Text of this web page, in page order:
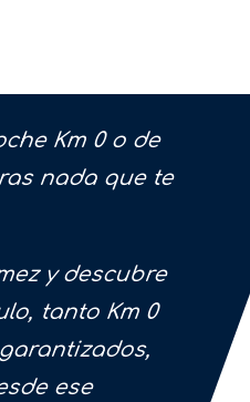
Km 0 o de
nada que te
y descubre
tanto Km 0
ese